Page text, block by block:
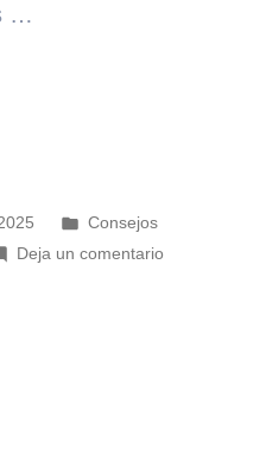
…
Consejos
Deja un comentario